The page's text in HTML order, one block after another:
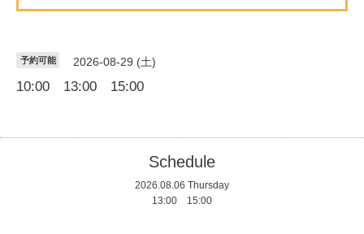
予約可能 2026-08-29 (土)
10:00 13:00 15:00
Schedule
2026.08.06 Thursday
13:00 15:00